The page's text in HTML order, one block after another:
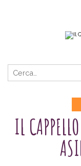
IL